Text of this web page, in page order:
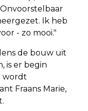
Onvoorstelbaar
Ik heb
- zo mooi."
de bouw uit
is er begin
wordt
Fraans Marie,